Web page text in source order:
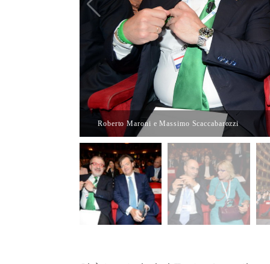
Roberto Maroni e Massimo Scaccabarozzi